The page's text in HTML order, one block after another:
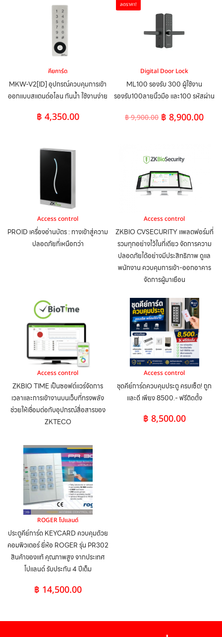
คียการ์ด
MKW-V2[ID] อุปกรณ์ควบคุมการเข้า
ออกแบบสแตนด์อโลน กันน้ำ ใช้งานง่าย
฿ 4,350.00
ลดราคา!
Digital Door Lock
ML100 รองรับ 300 ผู้ใช้งาน
รองรับ100ลายนิ้วมือ และ100 รหัสผ่าน
฿9,900.00 ฿ 8,900.00
Access control
PROID เครื่องอ่านบัตร : ทางเข้าสู่ความ
ปลอดภัยที่เหนือกว่า
Access control
ZKBIO CVSECURITY แพลตฟอร์มที่
รวมทุกอย่างไว้ในที่เดียว จัดการความ
ปลอดภัยได้อย่างมีประสิทธิภาพ ดูแล
พนักงาน ควบคุมการเข้า-ออกอาคาร
จัดการผู้มาเยือน
Access control
ZKBIO TIME เป็นซอฟต์แวร์จัดการ
เวลาและการเข้างานบนเว็บที่ทรงพลัง
ช่วยให้เชื่อมต่อกับอุปกรณ์สื่อสารของ
ZKTECO
Access control
ชุดคีย์การ์ดควบคุมประตู ครบเซ็ต! ถูก
และดี เพียง 8500.- ฟรีติดตั้ง
฿ 8,500.00
ROGER โปแลนด์
ประตูคีย์การ์ด KEYCARD ควบคุมด้วย
คอมพิวเตอร์ ยี่ห้อ ROGER รุ่น PR302
สินค้าของแท้ คุณภาพสูง จากประเทศ
โปแลนด์ รับประกัน 4 ปีเต็ม
฿ 14,500.00